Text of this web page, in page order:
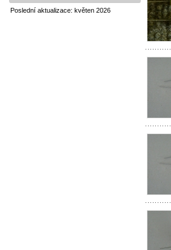
Poslední aktualizace: květen 2026